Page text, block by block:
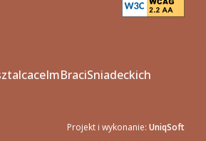
Projekt i wykonanie: UniqSoft